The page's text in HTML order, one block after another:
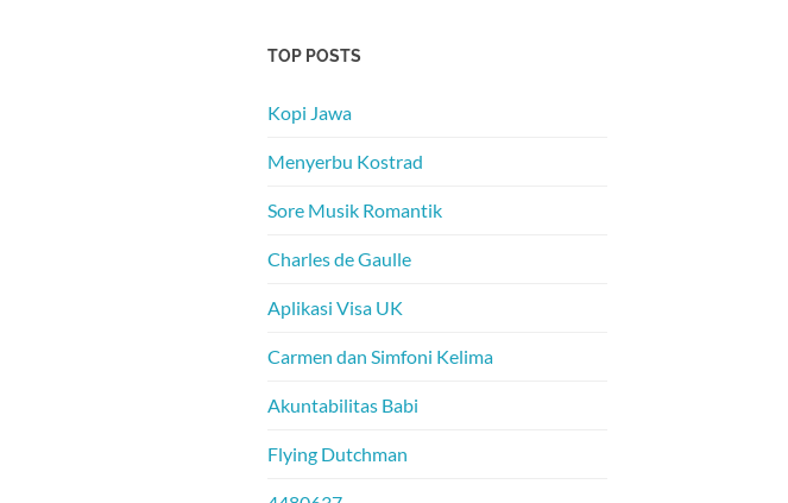
TOP POSTS
Kopi Jawa
Menyerbu Kostrad
Sore Musik Romantik
Charles de Gaulle
Aplikasi Visa UK
Carmen dan Simfoni Kelima
Akuntabilitas Babi
Flying Dutchman